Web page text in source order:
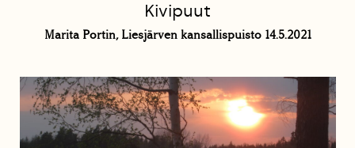
Kivipuut
Marita Portin, Liesjärven kansallispuisto 14.5.2021